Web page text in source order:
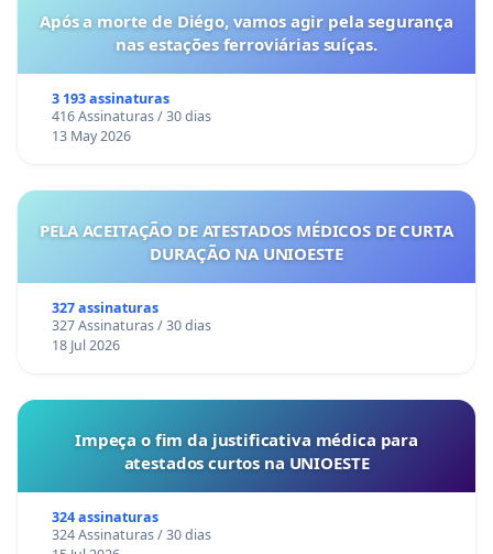
Após a morte de Diégo, vamos agir pela segurança
nas estações ferroviárias suíças.
3 193 assinaturas
416 Assinaturas / 30 dias
13 May 2026
PELA ACEITAÇÃO DE ATESTADOS MÉDICOS DE CURTA
DURAÇÃO NA UNIOESTE
327 assinaturas
327 Assinaturas / 30 dias
18 Jul 2026
Impeça o fim da justificativa médica para
atestados curtos na UNIOESTE
324 assinaturas
324 Assinaturas / 30 dias